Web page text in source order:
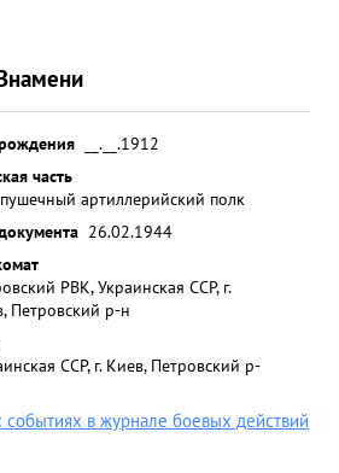
__.__.1912
часть
артиллерийский полк
26.02.1944
РВК, Украинская ССР, г.
Петровский р-н
ССР, г. Киев, Петровский р-
событиях в журнале боевых действий